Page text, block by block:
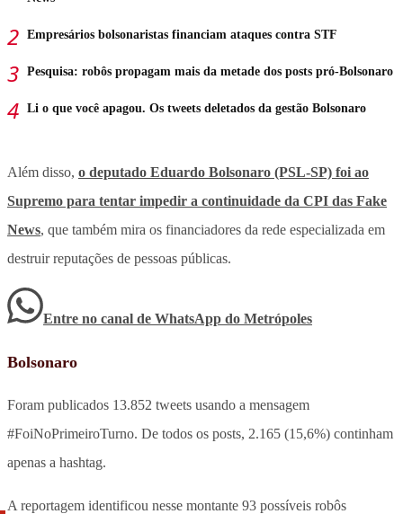
Empresários bolsonaristas financiam ataques contra STF
Pesquisa: robôs propagam mais da metade dos posts pró-Bolsonaro
Li o que você apagou. Os tweets deletados da gestão Bolsonaro
Além disso, o deputado Eduardo Bolsonaro (PSL-SP) foi ao
Supremo para tentar impedir a continuidade da CPI das Fake
News, que também mira os financiadores da rede especializada em
destruir reputações de pessoas públicas.
Entre no canal de WhatsApp do Metrópoles
Bolsonaro
Foram publicados 13.852 tweets usando a mensagem
#FoiNoPrimeiroTurno. De todos os posts, 2.165 (15,6%) continham
apenas a hashtag.
A reportagem identificou nesse montante 93 possíveis robôs